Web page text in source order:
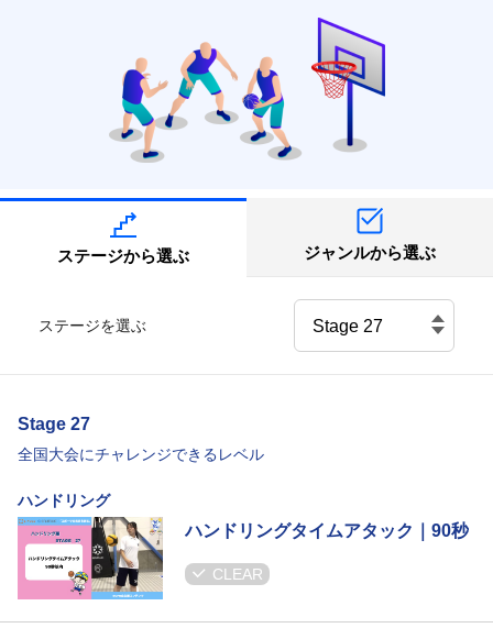
ステージから選ぶ ジャンルから選ぶ
ステージを選ぶ
Stage 27
全国大会にチャレンジできるレベル
ハンドリング
ハンドリングタイムアタック｜90秒
CLEAR